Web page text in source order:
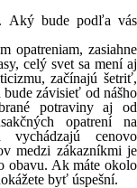
bude podľa vás
opatreniam, zasiahne
celý svet sa mení aj
začínajú šetriť,
závisieť od nášho
potraviny aj od
opatrení na
cenovo
medzi zákazníkmi je
obavu. Ak máte okolo
byť úspešní.